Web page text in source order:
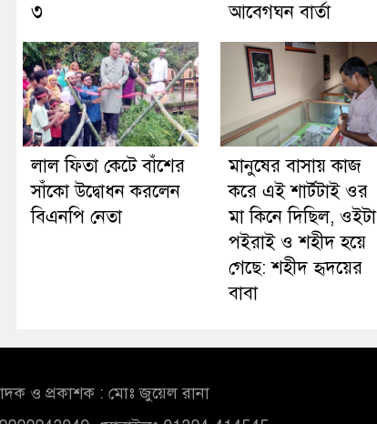
৩
আবেগঘন বার্তা
লাল ফিতা কেটে বাঁশের
সাঁকো উদ্বোধন করলেন
বিএনপি নেতা
মানুষের বাসায় কাজ
করে এই শার্টটাই ওর
মা কিনে দিছিল, ওইটা
পইরাই ও শহীদ হয়ে
গেছে: শহীদ হৃদয়ের
বাবা
ও প্রকাশক : মোঃ জুয়েল রানা